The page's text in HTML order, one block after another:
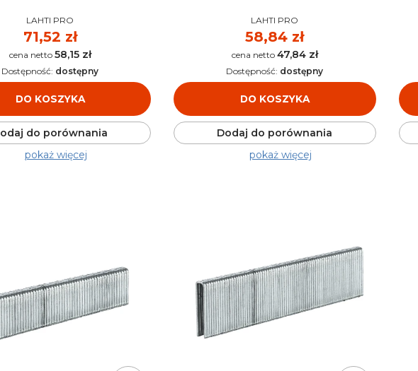
PRODUCENT
LAHTI PRO
Cena
71,52 zł
Cena 58,15 zł
DO KOSZYKA
Dostępność: dostępny
do porównania
pokaż więcej
PRODUCENT
LAHTI PRO
Cena
58,84 zł
Cena 47,84 zł
DO KOSZYKA
Dostępność: dostępny
Dodaj do porównania
pokaż więcej